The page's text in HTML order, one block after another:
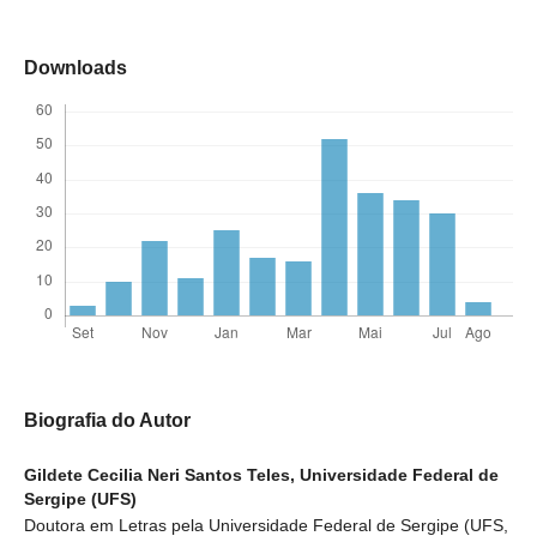
Downloads
Biografia do Autor
Gildete Cecilia Neri Santos Teles, Universidade Federal de
Sergipe (UFS)
Doutora em Letras pela Universidade Federal de Sergipe (UFS,